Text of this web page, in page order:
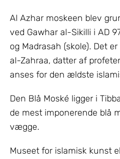
Al Azhar moskeen blev
ved Gawhar al-Sikilli i AD
og Madrasah (skole). Det
al-Zahraa, datter af
anses for den ældste
Den Blå Moské ligger i
de mest imponerende blå
vægge.
Museet for islamisk kunst